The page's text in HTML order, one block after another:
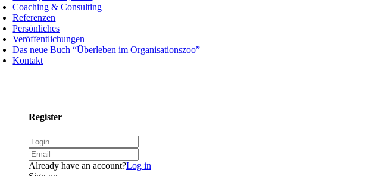
Coaching & Consulting
Referenzen
Persönliches
Veröffentlichungen
Das neue Buch “Überleben im Organisationszoo”
Kontakt
Register
Already have an account?Log in